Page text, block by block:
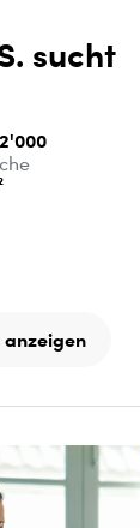
sucht